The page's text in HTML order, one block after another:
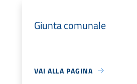
Giunta comunale
VAI ALLA PAGINA